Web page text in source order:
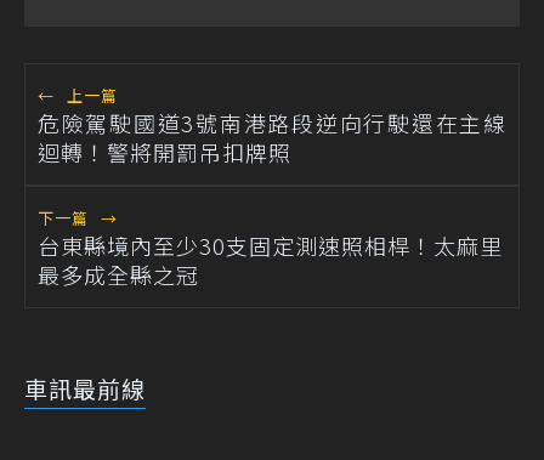
← 上一篇
危險駕駛國道3號南港路段逆向行駛還在主線
迴轉！警將開罰吊扣牌照
下一篇 →
台東縣境內至少30支固定測速照相桿！太麻里
最多成全縣之冠
車訊最前線